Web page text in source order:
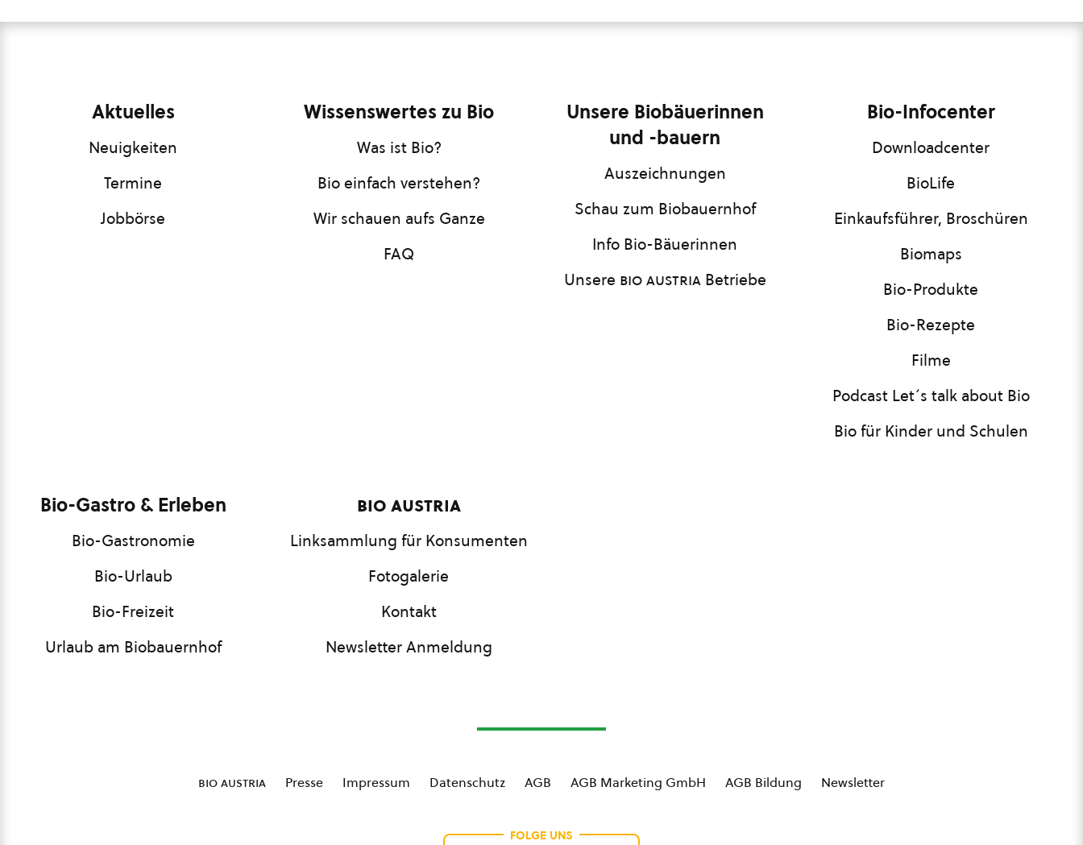
Aktuelles
Neuigkeiten
Termine
Jobbörse
Wissenswertes zu Bio
Was ist Bio?
Bio einfach verstehen?
Wir schauen aufs Ganze
FAQ
Unsere Biobäuerinnen
und -bauern
Auszeichnungen
Schau zum Biobauernhof
Info Bio-Bäuerinnen
Unsere bio austriaBetriebe
Bio-Infocenter
Downloadcenter
BioLife
Einkaufsführer, Broschüren
Biomaps
Bio-Produkte
Bio-Rezepte
Filme
Podcast Let´s talk about Bio
Bio für Kinder und Schulen
Bio-Gastro & Erleben
Bio-Gastronomie
Bio-Urlaub
Bio-Freizeit
Urlaub am Biobauernhof
bio austria
Linksammlung für Konsumenten
Fotogalerie
Kontakt
Newsletter Anmeldung
bio austria Presse Impressum Datenschutz AGB AGB Marketing GmbH AGB Bildung Newsletter
FOLGE UNS